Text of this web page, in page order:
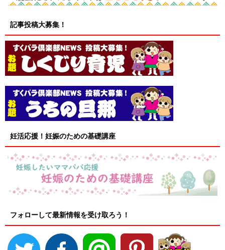
記事投稿大募集！
妊活応援！妊娠のための基礎講座
フォローして最新情報を受け取ろう！